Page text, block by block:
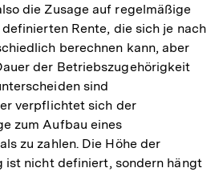
die Zusage auf regelmäßige
Rente, die sich je nach
berechnen kann, aber
der Betriebszugehörigkeit
sind
verpflichtet sich der
zum Aufbau eines
zu zahlen. Die Höhe der
ist nicht definiert, sondern hängt